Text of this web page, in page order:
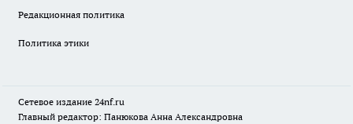
Редакционная политика
Политика этики
Сетевое издание 24nf.ru
Главный редактор: Панюкова Анна Александровна